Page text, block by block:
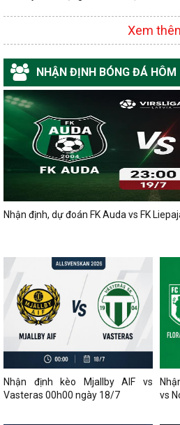
Xem
NHẬN ĐỊNH BÓNG ĐÁ HÔM
Nhận định, dự đoán FK Auda vs FK
Nhận định kèo Mjallby AIF vs
Vasteras 00h00 ngày 18/7
vs